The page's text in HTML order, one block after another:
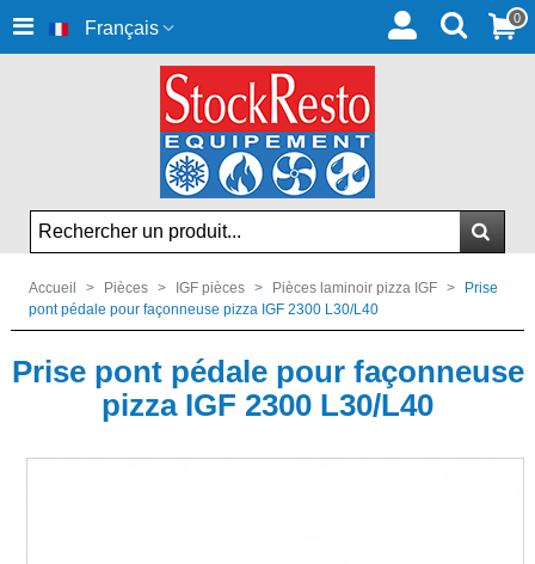
Français 0
Accueil > Pièces > IGF pièces > Pièces laminoir pizza IGF >
Prise
pont pédale pour façonneuse pizza IGF 2300 L30/L40
Prise pont pédale pour façonneuse
pizza IGF 2300 L30/L40